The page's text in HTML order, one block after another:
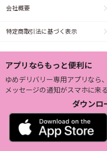
会社概要
特定商取引法に基づく表示
アプリならもっと便利に
ゆめデリバリー専用アプリなら、
メッセージの通知がスマホに来
ダウンロ